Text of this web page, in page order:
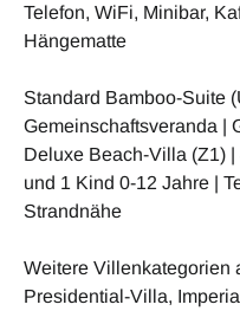
Telefon, WiFi, Minibar,
Hängematte
Standard Bamboo-Suite
Gemeinschaftsveranda |
Deluxe Beach-Villa (Z1) |
und 1 Kind 0-12 Jahre |
Strandnähe
Weitere Villenkategorien
Presidential-Villa,